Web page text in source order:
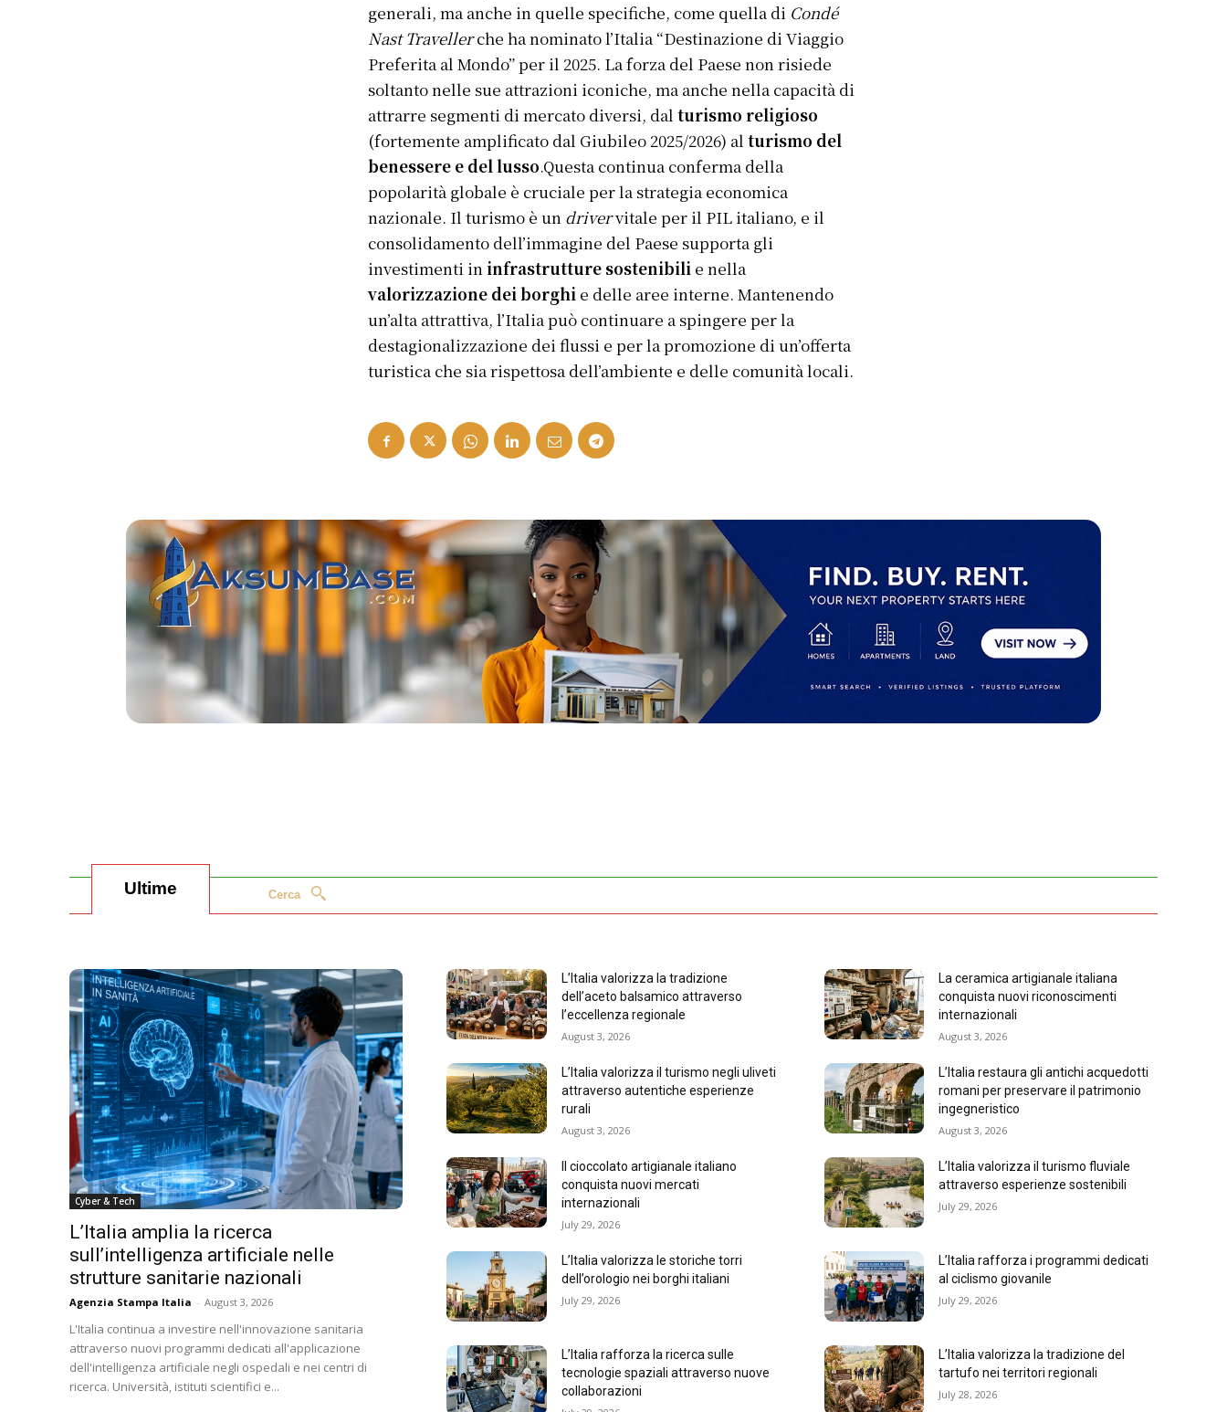
generali, ma anche in quelle specifiche, come quella di Condé
Nast Travellerche ha nominato l’Italia “Destinazione di Viaggio
Preferita al Mondo” per il 2025. La forza del Paese non risiede
soltanto nelle sue attrazioni iconiche, ma anche nella capacità di
attrarre segmenti di mercato diversi, dalturismo religioso
(fortemente amplificato dal Giubileo 2025/2026) alturismo del
benessere e del lusso.Questa continua conferma della
popolarità globale è cruciale per la strategia economica
nazionale. Il turismo è un drivervitale per il PIL italiano, e il
consolidamento dell’immagine del Paese supporta gli
investimenti ininfrastrutture sostenibili e nella
valorizzazione dei borghi e delle aree interne. Mantenendo
un’alta attrattiva, l’Italia può continuare a spingere per la
destagionalizzazione dei flussi e per la promozione di un’offerta
turistica che sia rispettosa dell’ambiente e delle comunità locali.
Ultime Cerca
Cyber & Tech
L’Italia amplia la ricerca
sull’intelligenza artificiale nelle
strutture sanitarie nazionali
Agenzia Stampa Italia - August 3, 2026
L'Italia continua a investire nell'innovazione sanitaria
attraverso nuovi programmi dedicati all'applicazione
dell'intelligenza artificiale negli ospedali e nei centri di
ricerca. Università, istituti scientifici e...
L’Italia valorizza la tradizione
dell’aceto balsamico attraverso
l’eccellenza regionale
August 3, 2026
La ceramica artigianale italiana
conquista nuovi riconoscimenti
internazionali
August 3, 2026
L’Italia valorizza il turismo negli uliveti
attraverso autentiche esperienze
rurali
August 3, 2026
L’Italia restaura gli antichi acquedotti
romani per preservare il patrimonio
ingegneristico
August 3, 2026
Il cioccolato artigianale italiano
conquista nuovi mercati
internazionali
July 29, 2026
L’Italia valorizza il turismo fluviale
attraverso esperienze sostenibili
July 29, 2026
L’Italia valorizza le storiche torri
dell’orologio nei borghi italiani
July 29, 2026
L’Italia rafforza i programmi dedicati
al ciclismo giovanile
July 29, 2026
L’Italia rafforza la ricerca sulle
tecnologie spaziali attraverso nuove
collaborazioni
L’Italia valorizza la tradizione del
tartufo nei territori regionali
July 28, 2026